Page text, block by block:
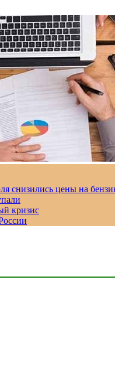
снизились цены на
кризис